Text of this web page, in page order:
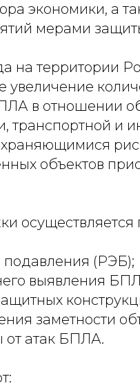
экономики, а
мерами
на территории
увеличение
в отношении
транспортной и
объектов
осуществляется
подавления (РЭБ);
выявления
заметности
от атак БПЛА.